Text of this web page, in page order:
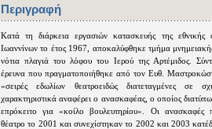
Περιγραφή
Κατά τη διάρκεια εργασιών κατασκευής της εθνικής
Ιωαννίνων το έτος 1967, αποκαλύφθηκε τμήμα
νότια πλαγιά του λόφου του Ιερού της Αρτέμιδος.
έρευνα που πραγματοποιήθηκε από τον Ευθ.
«σειρές εδωλίων θεατροειδώς διατεταγμένες σε
χαρακτηριστικά αναφέρει ο ανασκαφέας, ο οποίος
επρόκειτο για «κοίλο βουλευτηρίου». Οι ανασκαφές
θέατρο το 2001 και συνεχίστηκαν το 2002 και 2003